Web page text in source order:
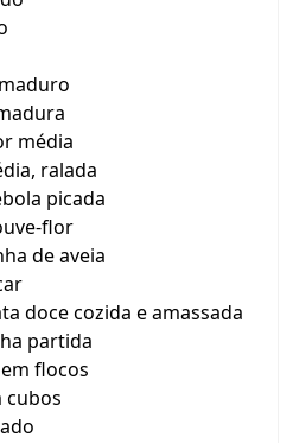
média
ralada
picada
flor
de aveia
doce cozida e amassada
partida
flocos
cubos